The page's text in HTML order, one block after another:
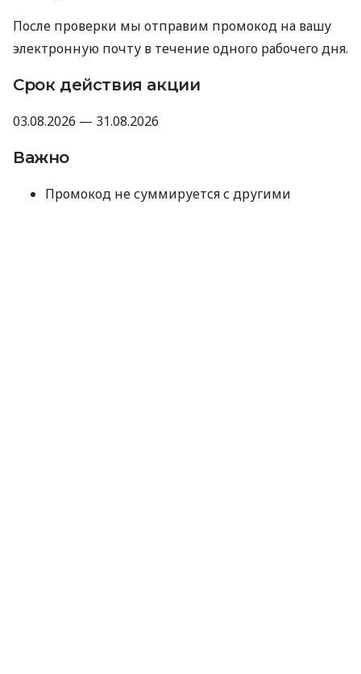
После проверки мы отправим промокод на вашу
электронную почту в течение одного рабочего дня.
Срок действия акции
03.08.2026 — 31.08.2026
Важно
Промокод не суммируется с другими